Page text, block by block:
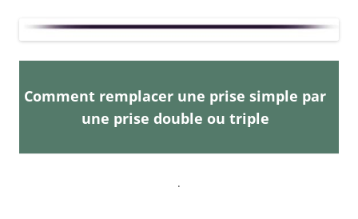
Comment remplacer une prise simple par
une prise double ou triple
.